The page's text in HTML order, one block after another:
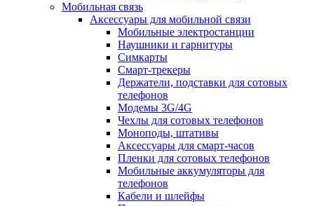
Мобильная связь
Аксессуары для мобильной связи
Мобильные электростанции
Наушники и гарнитуры
Симкарты
Смарт-трекеры
Держатели, подставки для сотовых
телефонов
Модемы 3G/4G
Чехлы для сотовых телефонов
Моноподы, штативы
Аксессуары для смарт-часов
Пленки для сотовых телефонов
Мобильные аккумуляторы для
телефонов
Кабели и шлейфы